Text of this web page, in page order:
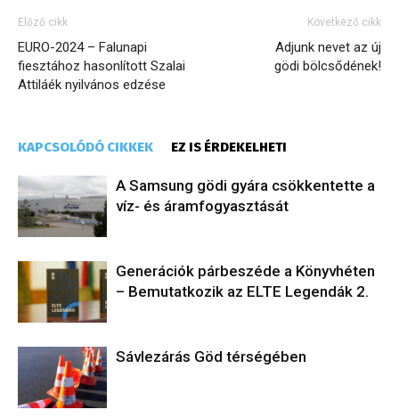
Előző cikk
EURO-2024 – Falunapi
fiesztához hasonlított Szalai
Attiláék nyilvános edzése
Következő cikk
Adjunk nevet az új
gödi bölcsődének!
KAPCSOLÓDÓ CIKKEK EZ IS ÉRDEKELHETI
A Samsung gödi gyára csökkentette a
víz- és áramfogyasztását
Generációk párbeszéde a Könyvhéten
– Bemutatkozik az ELTE Legendák 2.
Sávlezárás Göd térségében